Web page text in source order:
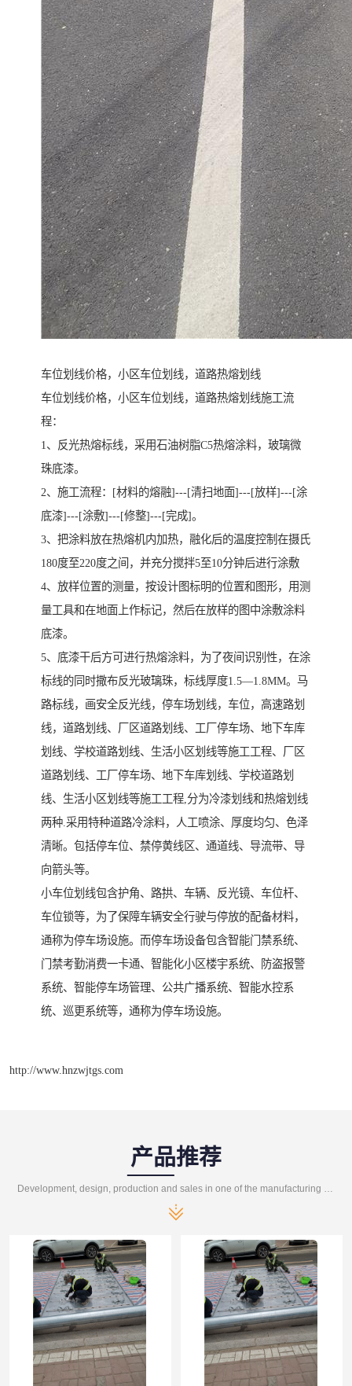
车位划线价格，小区车位划线，道路热熔划线
车位划线价格，小区车位划线，道路热熔划线施工流
程：
1、反光热熔标线，采用石油树脂C5热熔涂料，玻璃微
珠底漆。
2、施工流程：[材料的熔融]---[清扫地面]---[放样]---[涂
底漆]---[涂敷]---[修整]---[完成]。
3、把涂料放在热熔机内加热，融化后的温度控制在摄氏
180度至220度之间，并充分搅拌5至10分钟后进行涂敷
4、放样位置的测量，按设计图标明的位置和图形，用测
量工具和在地面上作标记，然后在放样的图中涂敷涂料
底漆。
5、底漆干后方可进行热熔涂料，为了夜间识别性，在涂
标线的同时撒布反光玻璃珠，标线厚度1.5—1.8MM。马
路标线，画安全反光线，停车场划线，车位，高速路划
线，道路划线、厂区道路划线、工厂停车场、地下车库
划线、学校道路划线、生活小区划线等施工工程、厂区
道路划线、工厂停车场、地下车库划线、学校道路划
线、生活小区划线等施工工程,分为冷漆划线和热熔划线
两种.采用特种道路冷涂料，人工喷涂、厚度均匀、色泽
清晰。包括停车位、禁停黄线区、通道线、导流带、导
向箭头等。
小车位划线包含护角、路拱、车辆、反光镜、车位杆、
车位锁等，为了保障车辆安全行驶与停放的配备材料，
通称为停车场设施。而停车场设备包含智能门禁系统、
门禁考勤消费一卡通、智能化小区楼宇系统、防盗报警
系统、智能停车场管理、公共广播系统、智能水控系
统、巡更系统等，通称为停车场设施。
http://www.hnzwjtgs.com
产品推荐